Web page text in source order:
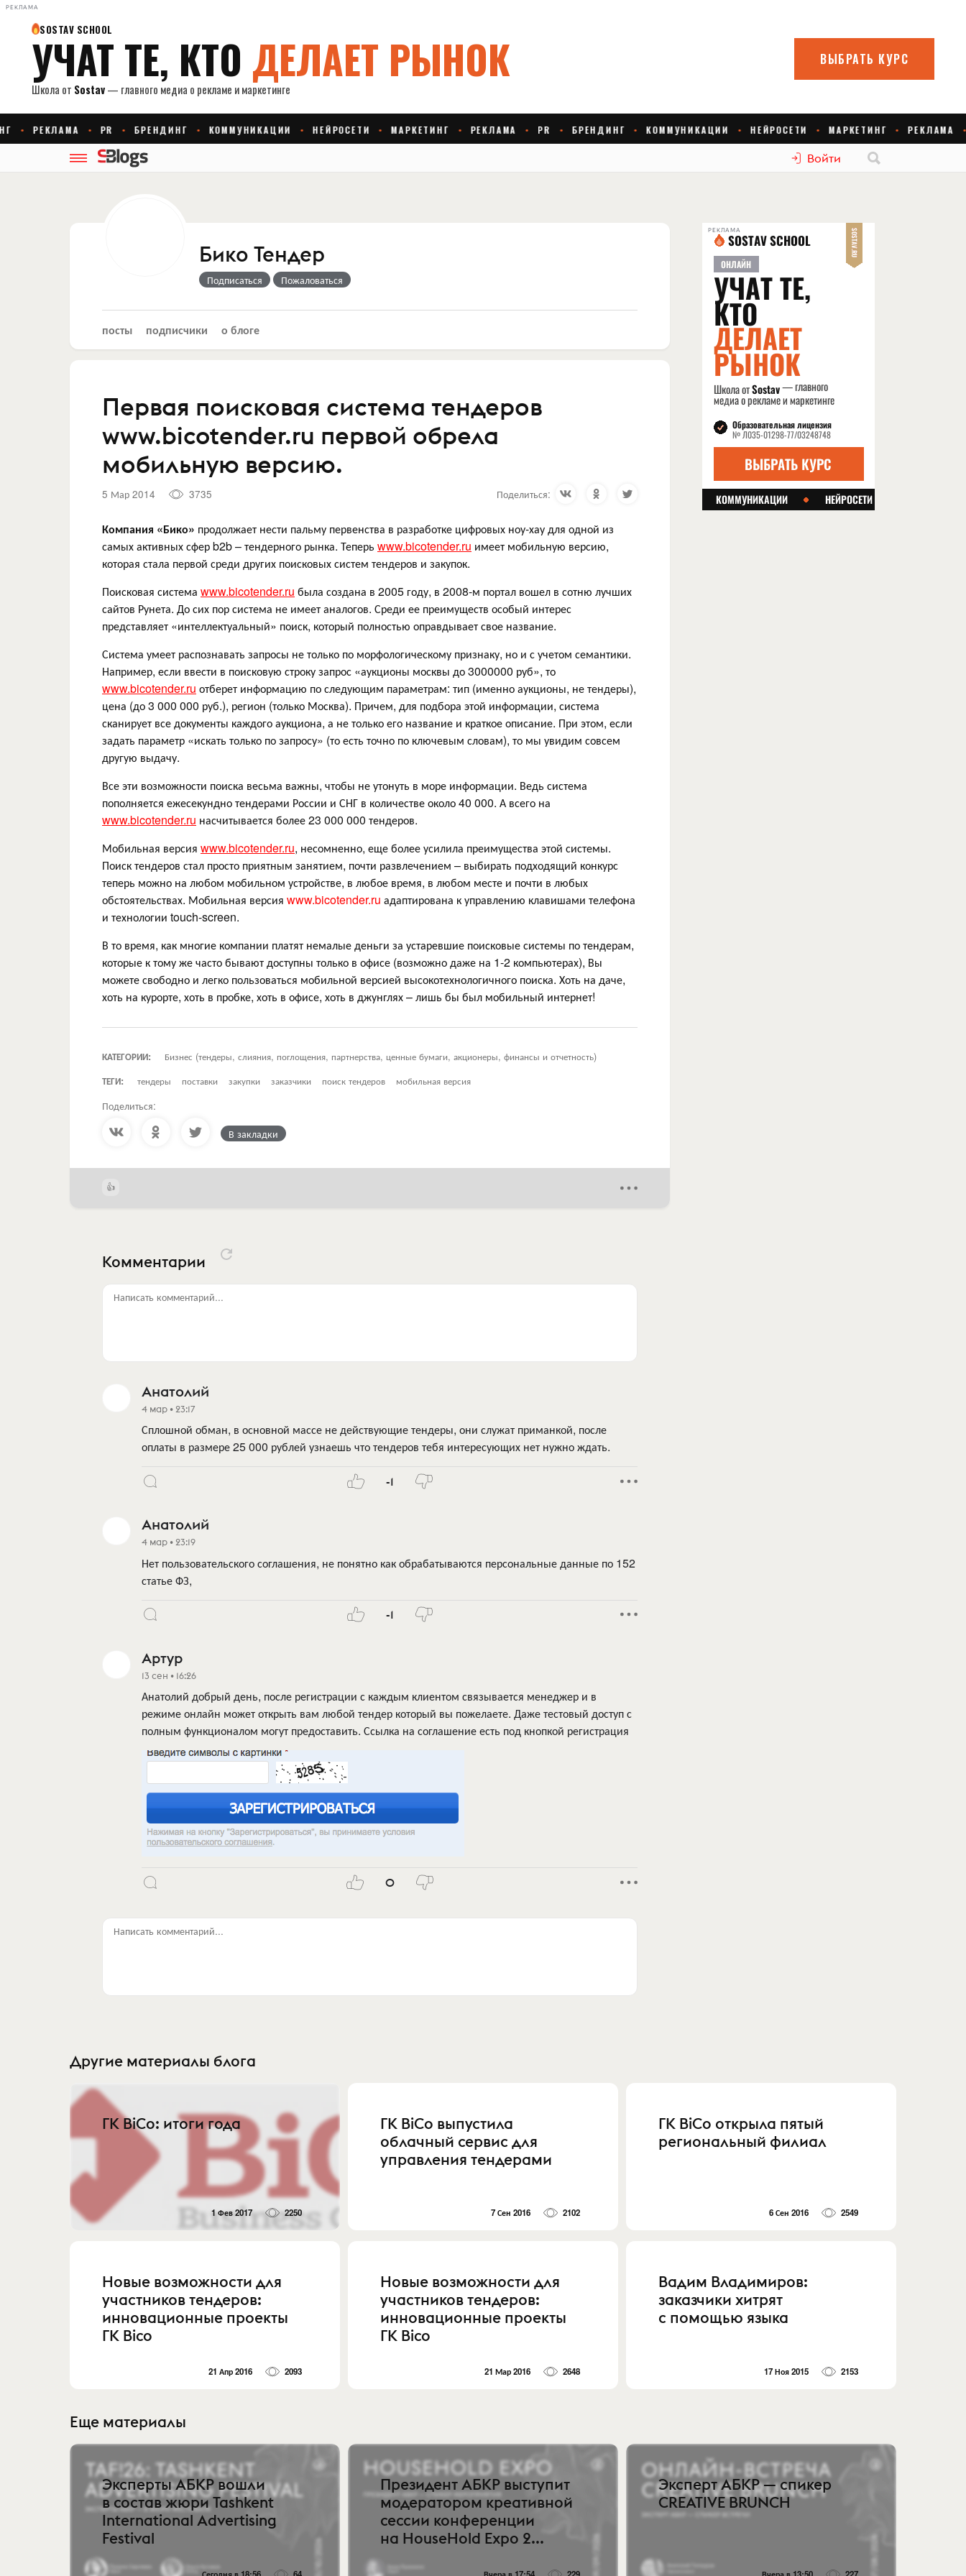
РЕКЛАМА
Войти
Бико Тендер
Подписаться Пожаловаться
посты подписчики о блоге
Первая поисковая система тендеров
www.bicotender.ru первой обрела
мобильную версию.
5 Мар 2014 3735 Поделиться:
Компания «Бико» продолжает нести пальму первенства в разработке цифровых ноу-хау для одной из
самых активных сфер b2b – тендерного рынка. Теперь www.bicotender.ru имеет мобильную версию,
которая стала первой среди других поисковых систем тендеров и закупок.
Поисковая система www.bicotender.ru была создана в 2005 году, в 2008-м портал вошел в сотню лучших
сайтов Рунета. До сих пор система не имеет аналогов. Среди ее преимуществ особый интерес
представляет «интеллектуальный» поиск, который полностью оправдывает свое название.
Система умеет распознавать запросы не только по морфологическому признаку, но и с учетом семантики.
Например, если ввести в поисковую строку запрос «аукционы москвы до 3000000 руб», то
www.bicotender.ru отберет информацию по следующим параметрам: тип (именно аукционы, не тендеры),
цена (до 3 000 000 руб.), регион (только Москва). Причем, для подбора этой информации, система
сканирует все документы каждого аукциона, а не только его название и краткое описание. При этом, если
задать параметр «искать только по запросу» (то есть точно по ключевым словам), то мы увидим совсем
другую выдачу.
Все эти возможности поиска весьма важны, чтобы не утонуть в море информации. Ведь система
пополняется ежесекундно тендерами России и СНГ в количестве около 40 000. А всего на
www.bicotender.ru насчитывается более 23 000 000 тендеров.
Мобильная версия www.bicotender.ru, несомненно, еще более усилила преимущества этой системы.
Поиск тендеров стал просто приятным занятием, почти развлечением – выбирать подходящий конкурс
теперь можно на любом мобильном устройстве, в любое время, в любом месте и почти в любых
обстоятельствах. Мобильная версия www.bicotender.ru адаптирована к управлению клавишами телефона
и технологии touch-screen.
В то время, как многие компании платят немалые деньги за устаревшие поисковые системы по тендерам,
которые к тому же часто бывают доступны только в офисе (возможно даже на 1-2 компьютерах), Вы
можете свободно и легко пользоваться мобильной версией высокотехнологичного поиска. Хоть на даче,
хоть на курорте, хоть в пробке, хоть в офисе, хоть в джунглях – лишь бы был мобильный интернет!
КАТЕГОРИИ:
Бизнес (тендеры, слияния, поглощения, партнерства, ценные бумаги, акционеры, финансы и отчетность)
ТЕГИ:
тендеры поставки закупки заказчики поиск тендеров мобильная версия
Поделиться:
В закладки
Комментарии
Написать комментарий...
Анатолий
4 мар • 23:17
Сплошной обман, в основной массе не действующие тендеры, они служат приманкой, после
оплаты в размере 25 000 рублей узнаешь что тендеров тебя интересующих нет нужно ждать.
-1
Анатолий
4 мар • 23:19
Нет пользовательского соглашения, не понятно как обрабатываются персональные данные по 152
статье ФЗ,
-1
Артур
13 сен • 16:26
Анатолий добрый день, после регистрации с каждым клиентом связывается менеджер и в
режиме онлайн может открыть вам любой тендер который вы пожелаете. Даже тестовый доступ с
полным функционалом могут предоставить. Ссылка на соглашение есть под кнопкой регистрация
0
Написать комментарий...
РЕКЛАМА
Другие материалы блога
ГК BiCo: итоги года
1 Фев 2017 2250
ГК BiCo выпустила
облачный сервис для
управления тендерами
7 Сен 2016 2102
ГК BiCo открыла пятый
региональный филиал
6 Сен 2016 2549
Новые возможности для
участников тендеров:
инновационные проекты
ГК Bico
21 Апр 2016 2093
Новые возможности для
участников тендеров:
инновационные проекты
ГК Bico
21 Мар 2016 2648
Вадим Владимиров:
заказчики хитрят
с помощью языка
17 Ноя 2015 2153
Еще материалы
Эксперты АБКР вошли
в состав жюри Tashkent
International Advertising
Festival
Президент АБКР выступит
модератором креативной
сессии конференции
на HouseHold Expo 2...
Эксперт АБКР — спикер
CREATIVE BRUNCH